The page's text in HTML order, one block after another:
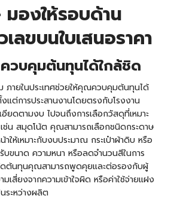
องให้รอบด้าน
ลขบนใบเสนอราคา
วบคุมต้นทุนได้ใกล้ชิด
ภายในประเทศช่วยให้คุณควบคุมต้นทุนได้
แต่การประสานงานโดยตรงกับโรงงาน
อียดตามงบ ไปจนถึงการเลือกวัสดุที่เหมาะ
ช่น สมุดโน้ตคุณสามารถเลือกชนิดกระดาษ
ให้เหมาะกับงบประมาณ กระเป๋าผ้าดิบ หรือ
บขนาด ความหนา หรือลดจำนวนสีในการ
ดต้นทุนคุณสามารถพูดคุยและต่อรองกับผู้
เสี่ยงจากความเข้าใจผิด หรือค่าใช้จ่ายแฝง
ระหว่างผลิต